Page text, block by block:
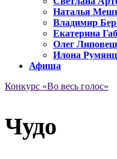
Наталья
Владимир
Екатерина
Олег
Илона
Афиша
Конкурс «Во весь голос»
Чудо